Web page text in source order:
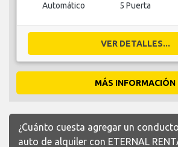
Automático 5 Puerta
VER DETALLES...
MÁS INFORMACIÓN
¿Cuánto cuesta agregar un
auto de alquiler con ETERNAL